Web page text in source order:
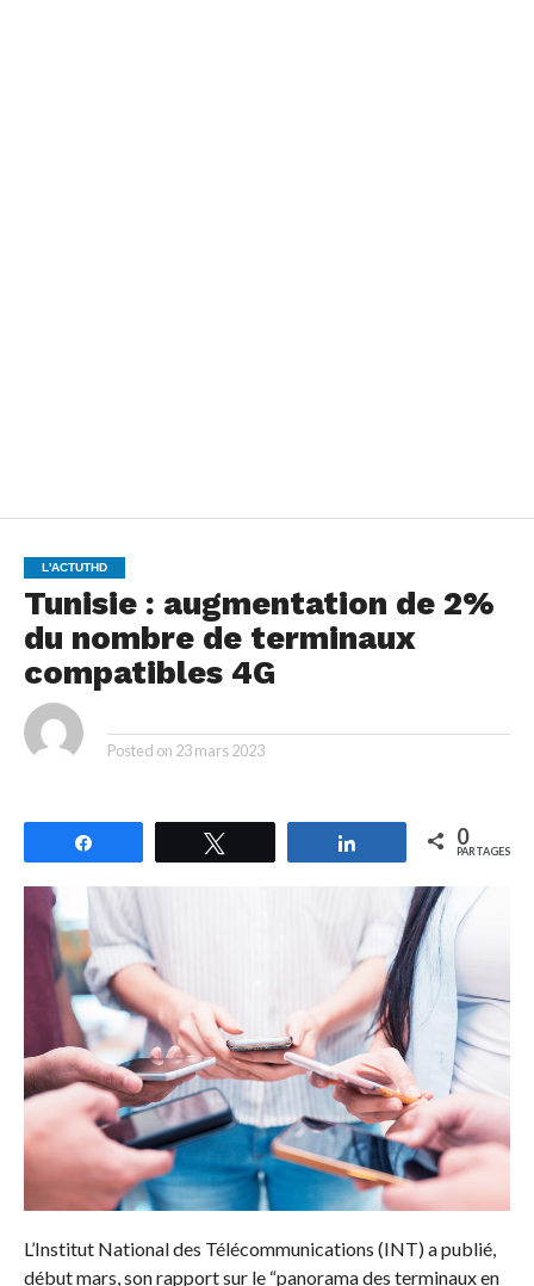
L'ACTUTHD
Tunisie : augmentation de 2%
du nombre de terminaux
compatibles 4G
Posted on 23 mars 2023
Partagez 0
PARTAGES
L’Institut National des Télécommunications (INT) a publié,
début mars, son rapport sur le “panorama des terminaux en